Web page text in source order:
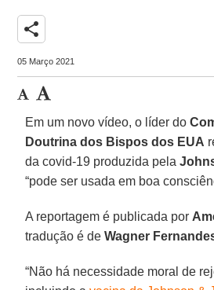
share
05 Março 2021
Em um novo vídeo, o líder do
Doutrina dos Bispos dos EUA
da covid-19 produzida pela
“pode ser usada em boa
A reportagem é publicada por
tradução é deWagner
“Não há necessidade moral de